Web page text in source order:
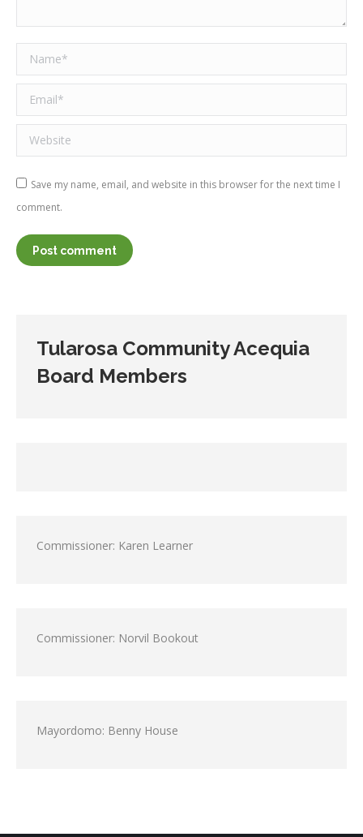
Name *
Email *
Website
Save my name, email, and website in this browser for the next time I
comment.
Post comment
Tularosa Community Acequia
Board Members
Commissioner: Karen Learner
Commissioner: Norvil Bookout
Mayordomo: Benny House